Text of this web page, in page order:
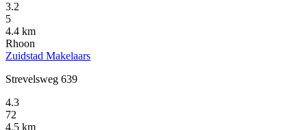
3.2
5
4.4 km
Rhoon
Zuidstad Makelaars
Strevelsweg 639
4.3
72
4.5 km